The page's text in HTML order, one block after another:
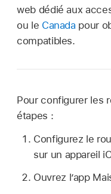
web dédié aux
ou le Canada pour
compatibles.
Pour configurer les
étapes :
Configurez le
sur un appareil
Ouvrez l’app